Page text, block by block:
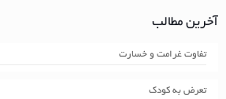
آخرین مطالب
تفاوت غرامت و خسارت
تعرض به کودک